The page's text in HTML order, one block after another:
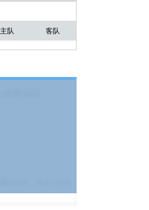
主队 客队